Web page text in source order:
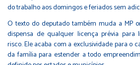
do trabalho aos domingos e feriados sem
O texto do deputado também muda a MP
dispensa de qualquer licença prévia para
risco. Ele acaba com a exclusividade para o
da família para estender a todo